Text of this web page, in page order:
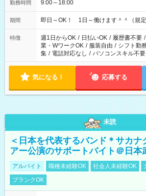
勤務時間 9:00～18:00
期間 即日～OK！ 1日～働けます＾＾（規定
特徴 週1日からOK / 日払いOK / 履歴書不要 /
業・WワークOK / 服装自由 / シフト勤
集 / 電話対応なし / パソコンスキル不要
気になる！ 応募する
未読
＜日本を代表するバンド＊サカナ
アー公演のサポートバイト＠日本
アルバイト 職種未経験OK 社会人未経験OK
ブランクOK